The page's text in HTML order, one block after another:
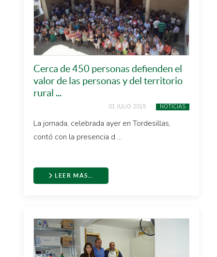
Cerca de 450 personas defienden el
valor de las personas y del territorio
rural ...
01 JULIO 2015 NOTICIAS
La jornada, celebrada ayer en Tordesillas,
contó con la presencia d ...
LEER MÁS…